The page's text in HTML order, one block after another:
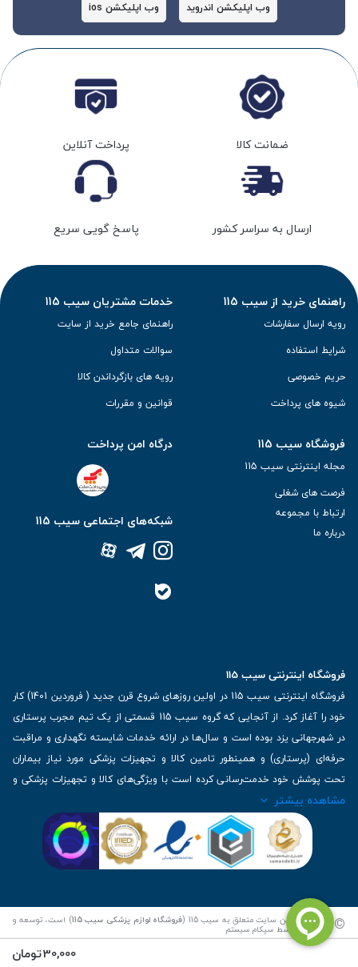
30,000تومان
وب اپلیکشن اندروید وب اپلیکشن ios
ضمانت کالا پرداخت آنلاین
ارسال به سراسر کشور پاسخ گویی سریع
راهنمای خرید از سیب 115
رویه ارسال سفارشات
شرایط استفاده
حریم خصوصی
شیوه های پرداخت
خدمات مشتریان سیب 115
راهنمای جامع خرید از سایت
سوالات متداول
رویه های بازگرداندن کالا
قوانین و مقررات
فروشگاه سیب 115
مجله اینترنتی سیب 115
فرصت های شغلی
ارتباط با مجموعه
درباره ما
درگاه امن پرداخت
شبکه‌های اجتماعی سیب 115
فروشگاه اینترنتی سیب 115
فروشگاه اینترنتی سیب 115 در اولین روزهای شروع قرن جدید ( فروردین 1401) کار
خود را آغاز کرد. از آنجایی که گروه سیب 115 قسمتی از یک تیم مجرب پرستاری
در شهرجهانی یزد بوده است و سال‌ها در ارائه خدمات شایسته نگهداری و مراقبت
حرفه‌ای (پرستاری) و همینطور تامین کالا و تجهیزات پزشکی مورد نیاز بیماران
تحت پوشش خود خدمت‌رسانی کرده است با ویژگی‌های کالا و تجهیزات پزشکی و
برترین برندهای موجود در بازار اطلاعات بسیار ارزشمندی را دارا می‌باشد
| تلفن تماس : 36333383-035 | ایمیل: Info@Sib115.com
مشاهده بیشتر
© کلیه حقوق این سایت متعلق به سیب 115 ( فروشگاه لوازم پزشکی سیب 115 ) است، توسعه و
کدنویسی توسط سپکام سیستم